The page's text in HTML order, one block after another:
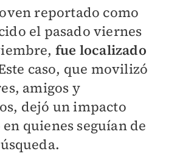
reportado como
el pasado viernes
fue localizado
caso, que movilizó
amigos y
dejó un impacto
quienes seguían de